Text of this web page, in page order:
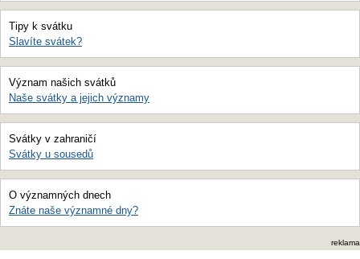
Tipy k svátku
Slavíte svátek?
Význam našich svátků
Naše svátky a jejich významy
Svátky v zahraničí
Svátky u sousedů
O významných dnech
Znáte naše významné dny?
reklama